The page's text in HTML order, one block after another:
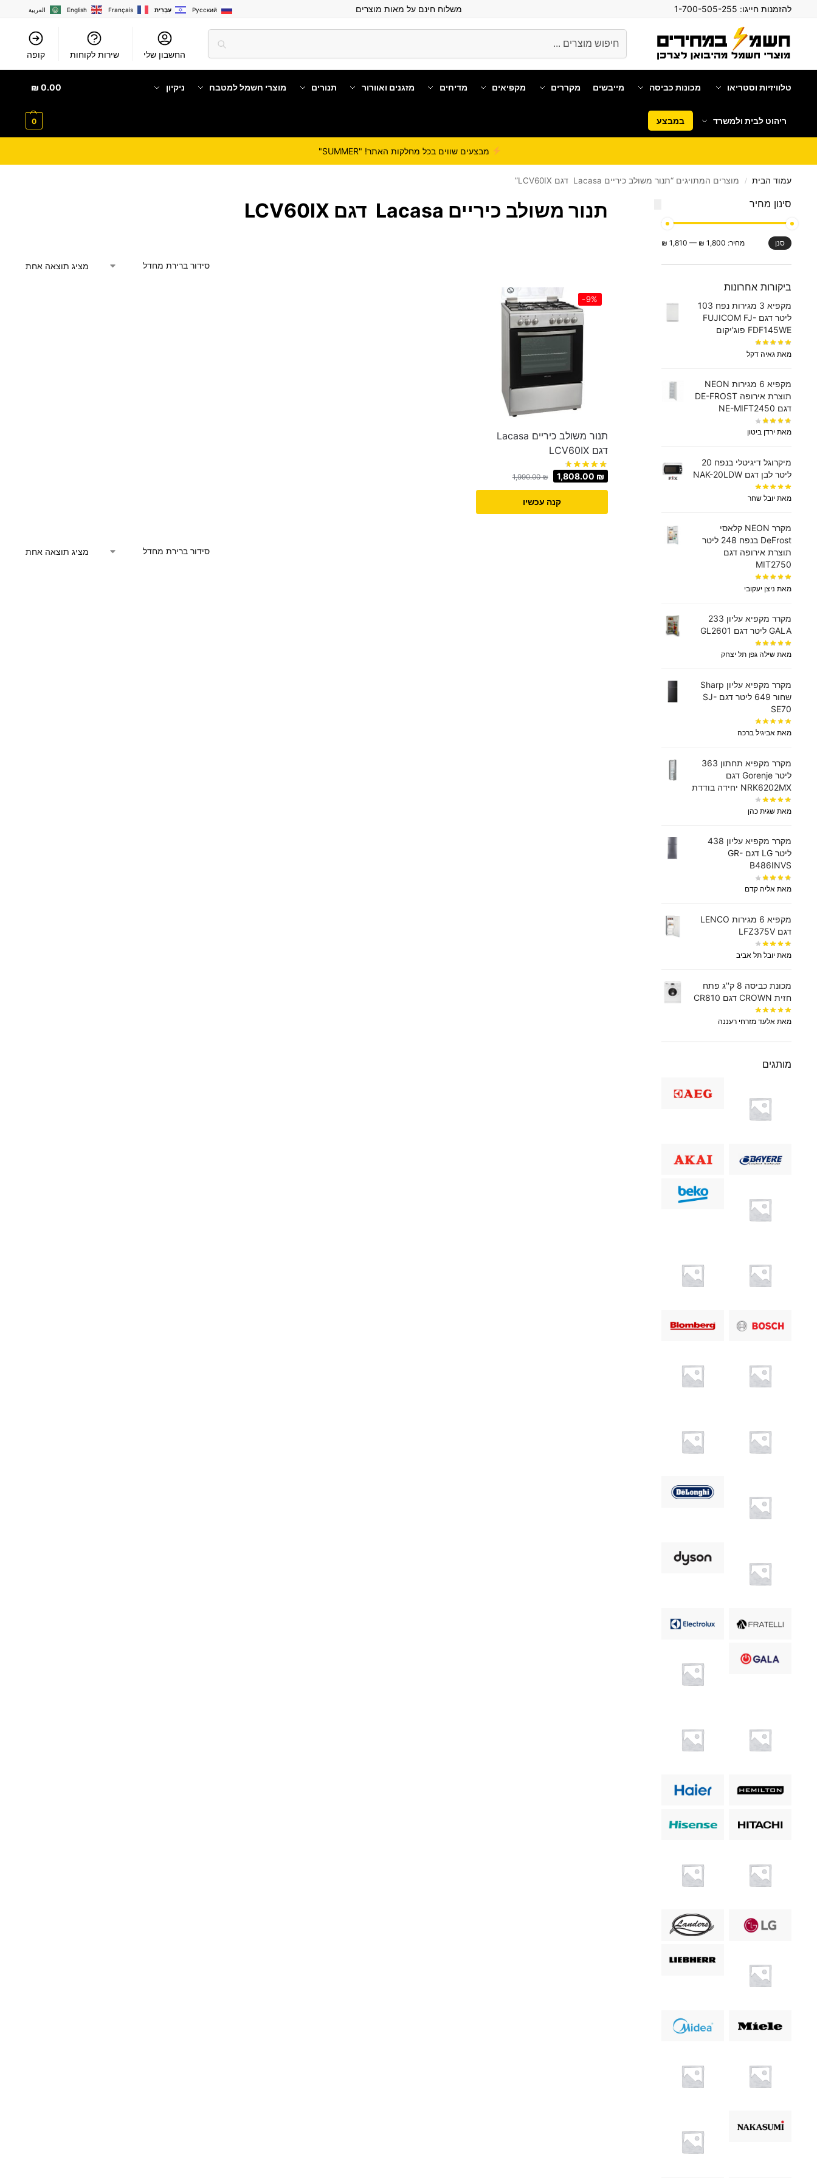
להזמנות חייגו: משלוח חינם על מאות מוצרים العربية English Français עִבְרִית Русский
החשבון שלי שירות לקוחות קופה
טלוויזיות וסטריאו מכונות כביסה מייבשים מקררים מקפיאים מדיחים מזגנים ואוורור תנורים מוצרי חשמל למטבח ניקיון
ריהוט לבית ולמשרד במבצע
0.00
₪
0
מבצעים שווים בכל מחלקות האתר! "SUMMER"
עמוד הבית / מוצרים המתויגים “‏תנור משולב כיריים Lacasa דגם LCV60IX”
‏תנור משולב כיריים Lacasa דגם LCV60IX
מציג תוצאה אחת
-9%
דגם LCV60IX
1,990.00₪ 1,808.00 ₪
קנה עכשיו
מציג תוצאה אחת
סינון מחיר
סנן מחיר: 1,800 ₪
—
1,810 ₪
ביקורות אחרונות
מקפיא 3 מגירות נפח 103
ליטר דגם FUJICOM FJ-
FDF145WE פוג'יקום
מאת גאיה דקל
מקפיא 6 מגירות NEON
תוצרת אירופה DE-FROST
דגם NE-MIFT2450
מאת ירדן ביטון
מיקרוגל דיגיטלי בנפח 20
ליטר לבן דגם NAK-20LDW
מאת יובל שחר
מקרר NEON קלאסי
DeFrost בנפח 248 ליטר
תוצרת אירופה דגם
MIT2750
מאת ניצן יעקובי
מקרר מקפיא עליון 233
GALA ליטר דגם GL2601
מאת שילה גפן תל יצחק
מקרר מקפיא עליון Sharp
שחור 649 ליטר דגם SJ-
SE70
מאת אביגיל ברכה
מקרר ‏מקפיא תחתון 363
‏ליטר Gorenje דגם
NRK6202MX יחידה בודדת
מאת שגית כהן
מקרר מקפיא עליון 438
‏ליטר LG דגם GR-
B486INVS
מאת אליה קדם
מקפיא 6 מגירות LENCO
דגם LFZ375V
מאת יובל תל אביב
מכונת כביסה 8 ק''ג פתח
חזית CROWN דגם CR810
מאת אלעד מזרחי רעננה
מותגים